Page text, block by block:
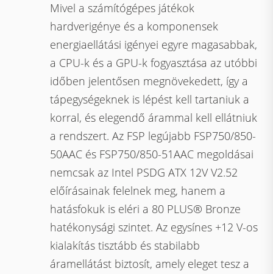
Mivel a számítógépes játékok
hardverigénye és a komponensek
energiaellátási igényei egyre magasabbak,
a CPU-k és a GPU-k fogyasztása az utóbbi
időben jelentősen megnövekedett, így a
tápegységeknek is lépést kell tartaniuk a
korral, és elegendő árammal kell ellátniuk
a rendszert. Az FSP legújabb FSP750/850-
50AAC és FSP750/850-51AAC megoldásai
nemcsak az Intel PSDG ATX 12V V2.52
előírásainak felelnek meg, hanem a
hatásfokuk is eléri a 80 PLUS® Bronze
hatékonysági szintet. Az egysínes +12 V-os
kialakítás tisztább és stabilabb
áramellátást biztosít, amely eleget tesz a